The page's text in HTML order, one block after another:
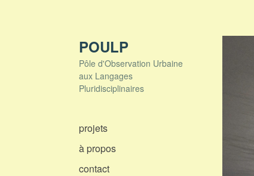
POULP
Pôle d'Observation Urbaine
aux Langages
Pluridisciplinaires
projets
à propos
contact